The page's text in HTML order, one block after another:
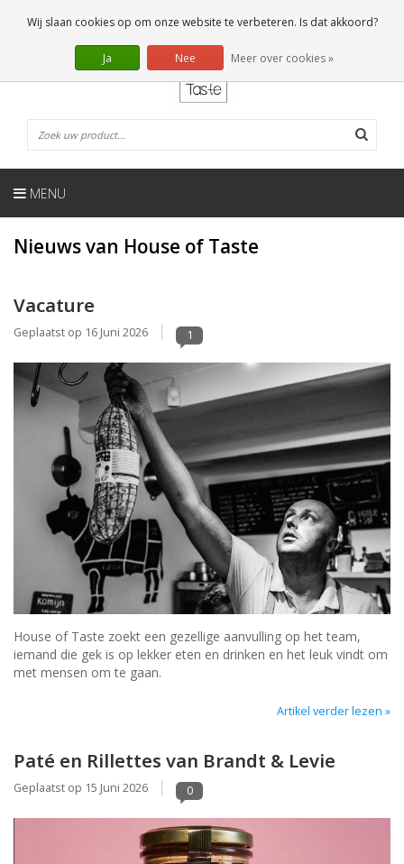
0 Artikelen
NL
MENU
Nieuws van House of Taste
Vacature
Geplaatst op 16 Juni 2026 1
House of Taste zoekt een gezellige aanvulling op het team,
iemand die gek is op lekker eten en drinken en het leuk vindt om
met mensen om te gaan.
Artikel verder lezen »
Paté en Rillettes van Brandt & Levie
Geplaatst op 15 Juni 2026 0
Wij slaan cookies op om onze website te verbeteren. Is dat akkoord?
Ja Nee Meer over cookies »